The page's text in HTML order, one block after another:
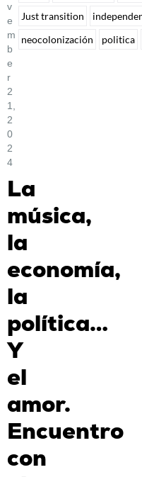
V
E
M
B
E
R
2
1,
2
0
2
4
La
música,
la
economía,
la
política…
Y
el
amor.
Encuentro
con
Just transition
neocolonización
politica